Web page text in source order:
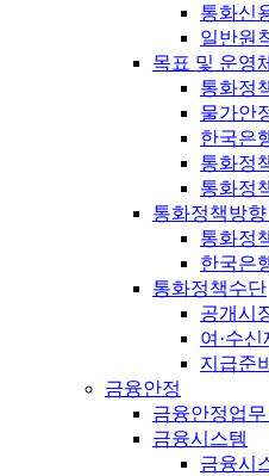
통화신
일반원
목표 및 운영
통화정
물가안
한국은
통화정
통화정
통화정책방
통화정
한국은
통화정책수단
공개시
여·수신
지급준
금융안정
금융안정업무
금융시스템
금융시